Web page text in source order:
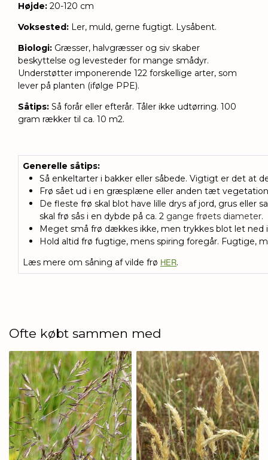
Højde: 20-120 cm
Voksested: Ler, muld, gerne fugtigt. Lysåbent.
Biologi: Græsser, halvgræsser og siv skaber
beskyttelse og levesteder for mange smådyr.
Understøtter imponerende 122 forskellige arter, som
lever på planten (ifølge PPE).
Såtips: Så forår eller efterår. Tåler ikke udtørring. 100
gram rækker til ca. 10 m2.
Generelle såtips:
Så enkeltarter i bakker eller såbede. Vigtigt er det at
Frø sået ud i en græsplæne eller anden tæt
De fleste frø skal blot have lille drys af jord, grus eller
skal frø sås i en dybde på ca. 2 gange frøets diameter.
Meget små frø dækkes ikke, men trykkes blot let ned
Hold altid frø fugtige, mens spiring foregår. Fugtige,
Læs mere om såning af vilde frø HER.
Ofte købt sammen med